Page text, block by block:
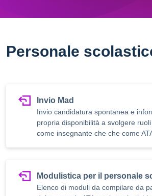
Personale
Invio Mad
Invio candidatura spontanea e
propria disponibilità a svolgere
come insegnante che che come
Modulistica per il personale
Elenco di moduli da compilare da